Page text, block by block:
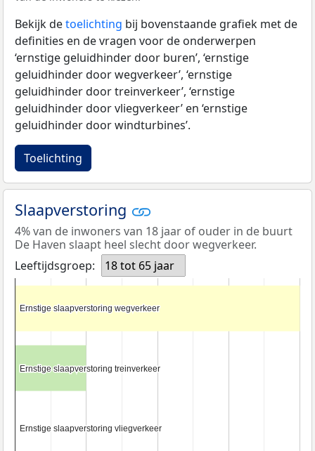
Bekijk detoelichting bij bovenstaande grafiek met de
definities en de vragen voor de onderwerpen
‘ernstige geluidhinder door buren’, ‘ernstige
geluidhinder door wegverkeer’, ‘ernstige
geluidhinder door treinverkeer’, ‘ernstige
geluidhinder door vliegverkeer’ en ‘ernstige
geluidhinder door windturbines’.
Toelichting
Slaapverstoring
4% van de inwoners van 18 jaar of ouder in de buurt
De Haven slaapt heel slecht door wegverkeer.
Leeftijdsgroep:
18 tot 65 jaar
Ernstige slaapverstoring wegverkeer
Ernstige slaapverstoring wegverkeer
Ernstige slaapverstoring treinverkeer
Ernstige slaapverstoring treinverkeer
Ernstige slaapverstoring vliegverkeer
Ernstige slaapverstoring vliegverkeer